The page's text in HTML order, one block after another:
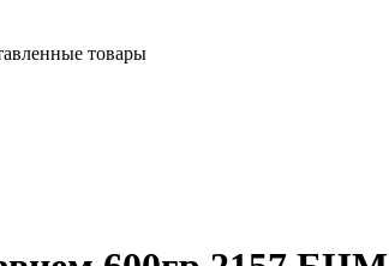
товары